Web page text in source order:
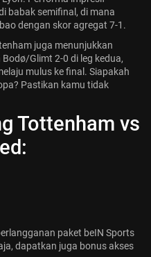
babak semifinal, di mana
dengan skor agregat 7-1.
juga menunjukkan
Glimt 2-0 di leg kedua,
mulus ke final. Siapakah
Pastikan kamu tidak
Tottenham vs
paket beIN Sports
dapatkan juga bonus akses